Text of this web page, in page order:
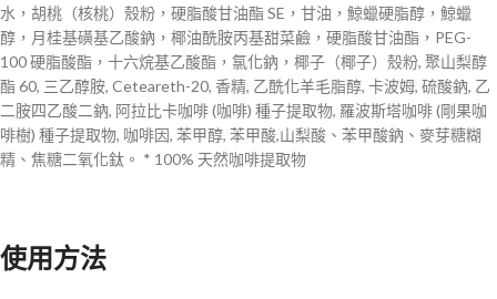
水，胡桃（核桃）殼粉，硬脂酸甘油酯 SE，甘油，鯨蠟硬脂醇，鯨蠟
醇，月桂基磺基乙酸鈉，椰油酰胺丙基甜菜鹼，硬脂酸甘油酯，PEG-
100 硬脂酸酯，十六烷基乙酸酯，氯化鈉，椰子（椰子）殼粉, 聚山梨醇
酯 60, 三乙醇胺, Ceteareth-20, 香精, 乙酰化羊毛脂醇, 卡波姆, 硫酸鈉, 乙
二胺四乙酸二鈉, 阿拉比卡咖啡 (咖啡) 種子提取物, 羅波斯塔咖啡 (剛果咖
啡樹) 種子提取物, 咖啡因, 苯甲醇, 苯甲酸,山梨酸、苯甲酸鈉、麥芽糖糊
精、焦糖二氧化鈦。 * 100% 天然咖啡提取物
使用方法